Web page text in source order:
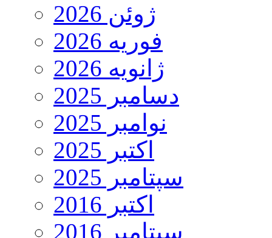
ژوئن 2026
فوریه 2026
ژانویه 2026
دسامبر 2025
نوامبر 2025
اکتبر 2025
سپتامبر 2025
اکتبر 2016
سپتامبر 2016